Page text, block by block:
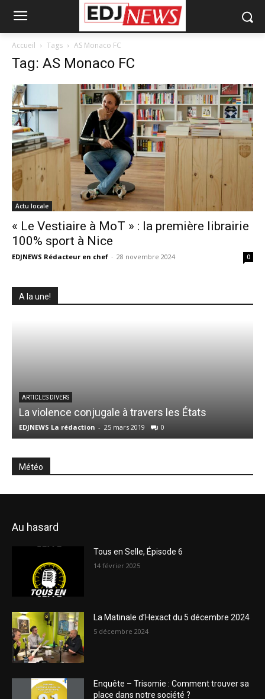
Accueil Tags AS Monaco FC
Tag: AS Monaco FC
Actu locale
« Le Vestiaire à MoT » : la première librairie
100% sport à Nice
EDJNEWS Rédacteur en chef - 28 novembre 2024 0
A la une!
ARTICLES DIVERS
La violence conjugale à travers les États
EDJNEWS La rédaction - 25 mars 2019 0
Météo
Au hasard
Tous en Selle, Épisode 6
14 février 2025
La Matinale d’Hexact du 5 décembre 2024
5 décembre 2024
Enquête – Trisomie : Comment trouver sa
place dans notre société ?